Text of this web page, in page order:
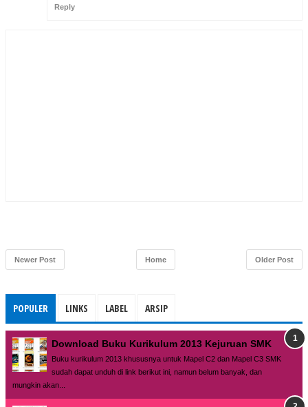
Reply
Newer Post Older Post
Home
POPULER LINKS LABEL ARSIP
Download Buku Kurikulum 2013 Kejuruan SMK
Buku kurikulum 2013 khususnya untuk Mapel C2 dan Mapel C3 SMK
sudah dapat unduh di link berikut ini, namun belum banyak, dan
mungkin akan...